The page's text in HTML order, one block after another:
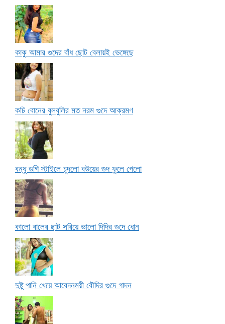
কাকু আমার গুদের বাঁধ ছোট বেলায়ই ভেঙ্গেছে
কচি বোনের বুলবুলির মত নরম গুদে আক্রমণ
বন্ধু ডগি স্টাইলে চুদলো বউয়ের গুদ ফুলে গেলো
কালো বালের ছাট সরিয়ে ভালো দিদির গুদে ধোন
দুষ্টু পানি খেয়ে আবেদনময়ী বৌদির গুদে গাদন